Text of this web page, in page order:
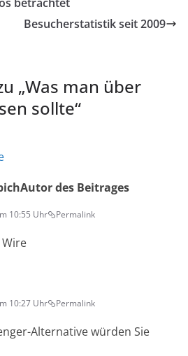
Besucherstatistik seit 2009
„Was man über
sollte“
Autor des Beitrages
10:55 Uhr Permalink
10:27 Uhr Permalink
Alternative würden Sie